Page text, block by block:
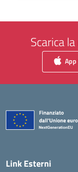
Scarica
Link Esterni